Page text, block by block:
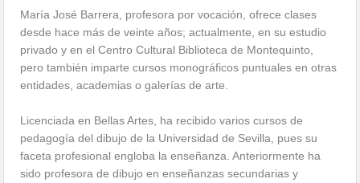
María José Barrera, profesora por vocación, ofrece clases
desde hace más de veinte años; actualmente, en su estudio
privado y en el Centro Cultural Biblioteca de Montequinto,
pero también imparte cursos monográficos puntuales en otras
entidades, academias o galerías de arte.
Licenciada en Bellas Artes, ha recibido varios cursos de
pedagogía del dibujo de la Universidad de Sevilla, pues su
faceta profesional engloba la enseñanza. Anteriormente ha
sido profesora de dibujo en enseñanzas secundarias y